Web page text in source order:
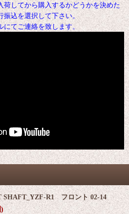
してから購入するかどうかを決めた
振込を選択して下さい。
にてご連絡を致します。
SHAFT_YZF-R1 フロント 02-14